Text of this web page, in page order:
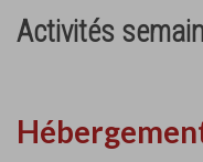
Activités